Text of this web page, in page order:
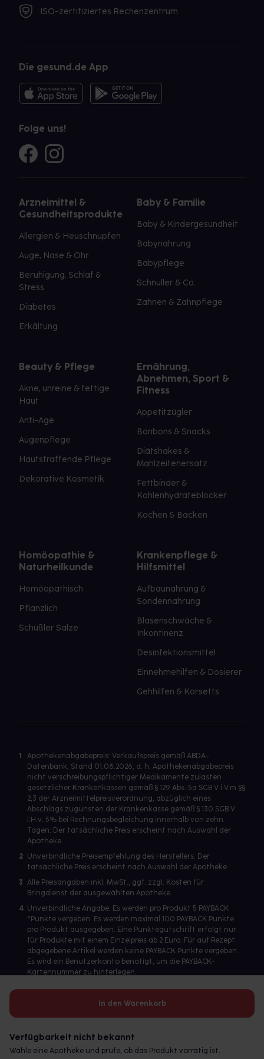
In den Warenkorb
Verfügbarkeit nicht bekannt
Wähle eine Apotheke und prüfe, ob das Produkt vorrätig ist.
ISO-zertifiziertes Rechenzentrum
Die gesund.de App
Folge uns!
Arzneimittel &
Gesundheitsprodukte
Allergien & Heuschnupfen
Auge, Nase & Ohr
Beruhigung, Schlaf &
Stress
Diabetes
Erkältung
Baby & Familie
Baby & Kindergesundheit
Babynahrung
Babypflege
Schnuller & Co.
Zahnen & Zahnpflege
Beauty & Pflege
Akne, unreine & fettige
Haut
Anti-Age
Augenpflege
Hautstraffende Pflege
Dekorative Kosmetik
Ernährung,
Abnehmen, Sport &
Fitness
Appetitzügler
Bonbons & Snacks
Diätshakes &
Mahlzeitenersatz
Fettbinder &
Kohlenhydrateblocker
Kochen & Backen
Homöopathie &
Naturheilkunde
Homöopathisch
Pflanzlich
Schüßler Salze
Krankenpflege &
Hilfsmittel
Aufbaunahrung &
Sondennahrung
Blasenschwäche &
Inkontinenz
Desinfektionsmittel
Einnehmehilfen & Dosierer
Gehhilfen & Korsetts
1
Apothekenabgabepreis: Verkaufspreis gemäß ABDA-
Datenbank, Stand 01.08.2026, d. h. Apothekenabgabepreis
nicht verschreibungspflichtiger Medikamente zulasten
gesetzlicher Krankenkassen gemäß § 129 Abs. 5a SGB V i.V.m §§
2,3 der Arzneimittelpreisverordnung, abzüglich eines
Abschlags zugunsten der Krankenkasse gemäß § 130 SGB V
i.H.v. 5% bei Rechnungsbegleichung innerhalb von zehn
Tagen. Der tatsächliche Preis erscheint nach Auswahl der
Apotheke.
2 Unverbindliche Preisempfehlung des Herstellers. Der
tatsächliche Preis erscheint nach Auswahl der Apotheke.
3 Alle Preisangaben inkl. MwSt., ggf. zzgl. Kosten für
Bringdienst der ausgewählten Apotheke.
4 Unverbindliche Angabe. Es werden pro Produkt 5 PAYBACK
°Punkte vergeben. Es werden maximal 100 PAYBACK Punkte
pro Produkt ausgegeben. Eine Punktegutschrift erfolgt nur
für Produkte mit einem Einzelpreis ab 2 Euro. Für auf Rezept
abgegebene Artikel werden keine PAYBACK Punkte vergeben.
Es wird ein Benutzerkonto benötigt, um die PAYBACK-
Kartennummer zu hinterlegen.
Betreiber des Portals und verantwortlich: gesund.de GmbH &
© 2026 gesund.de GmbH & Co. KG